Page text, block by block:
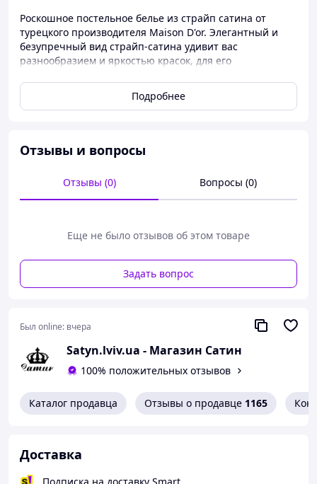
Роскошное постельное белье из страйп сатина от
турецкого производителя Maison D'or. Элегантный и
безупречный вид страйп-сатина удивит вас
разнообразием и яркостью красок, для его
высочайшего качества. Особая ценность постельного
белья в высокой плотности и простоте в уходе.
Производитель: Турция/ Франция.
Подробнее
Отзывы и вопросы
Отзывы (0) Вопросы (0)
Еще не было отзывов об этом товаре
Задать вопрос
Был online: вчера
Satyn.lviv.ua - Магазин Сатин
100% положительных отзывов
Каталог продавца Отзывы о продавце 1165
Доставка